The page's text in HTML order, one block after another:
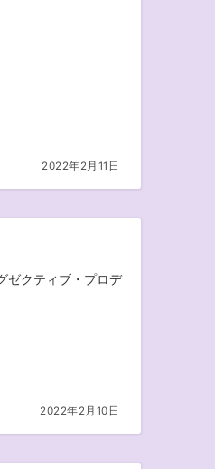
2022年2月11日
ゼクティブ・プロデ
2022年2月10日